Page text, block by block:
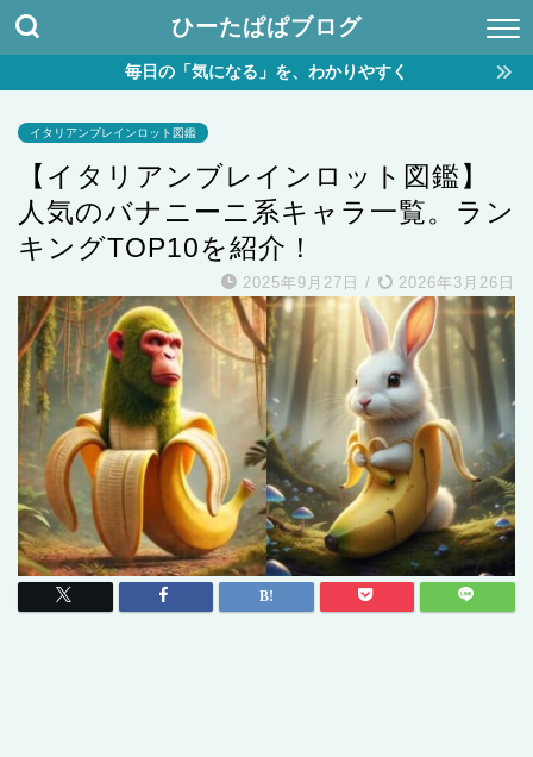
ひーたぱぱブログ
毎日の「気になる」を、わかりやすく
イタリアンブレインロット図鑑
【イタリアンブレインロット図鑑】
人気のバナニーニ系キャラ一覧。ラン
キングTOP10を紹介！
2025年9月27日 / 2026年3月26日